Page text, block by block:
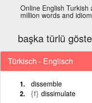
Online English
million words and
başka türlü
Türkisch - Englisch
dissemble
{f} dissimulate